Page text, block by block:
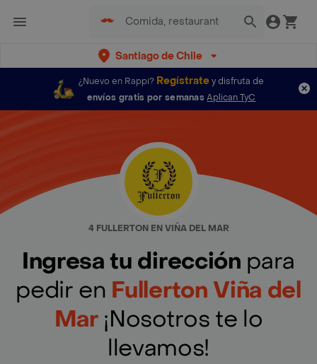
Santiago de Chile
¿Nuevo en Rappi? Regístratey disfruta de
envíos gratis por semanas Aplican TyC
4 FULLERTON EN VIÑA DEL MAR
Ingresa tu dirección para
pedir en Fullerton Viña del
Mar¡Nosotros te lo
llevamos!